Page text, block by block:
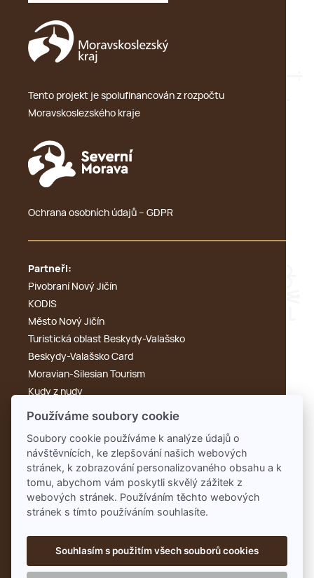
Tento projekt je spolufinancován z rozpočtu
Moravskoslezského kraje
Ochrana osobních údajů – GDPR
Partneři:
Pivobraní Nový Jičín
KODIS
Město Nový Jičín
Turistická oblast Beskydy-Valašsko
Beskydy-Valašsko Card
Moravian-Silesian Tourism
Kudy z nudy
Výletník
KdyKde.cz
Tonak
Rengl
Používáme soubory cookie
Soubory cookie používáme k analýze údajů o
návštěvnících, ke zlepšování našich webových
stránek, k zobrazování personalizovaného obsahu a k
tomu, abychom vám poskytli skvělý zážitek z
webových stránek. Používáním těchto webových
stránek s tímto používáním souhlasíte.
Souhlasím s použitím všech souborů cookies